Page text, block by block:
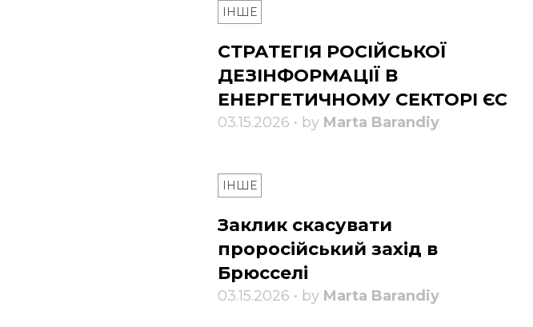
ІНШЕ
СТРАТЕГІЯ РОСІЙСЬКОЇ
ДЕЗІНФОРМАЦІЇ В
ЕНЕРГЕТИЧНОМУ СЕКТОРІ ЄС
03.15.2026 • by Marta Barandiy
ІНШЕ
Заклик скасувати
проросійський захід в
Брюсселі
03.15.2026 • by Marta Barandiy